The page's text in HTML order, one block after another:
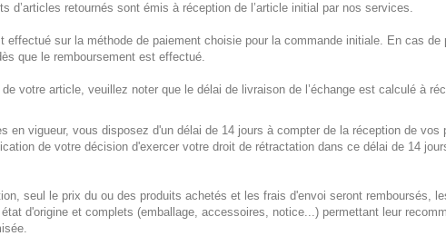
d’articles retournés sont émis à réception de l’article initial par nos services.
effectué sur la méthode de paiement choisie pour la commande initiale. En cas
que le remboursement est effectué.
votre article, veuillez noter que le délai de livraison de l’échange est calculé à
en vigueur, vous disposez d'un délai de 14 jours à compter de la réception de
de votre décision d'exercer votre droit de rétractation dans ce délai de 14
seul le prix du ou des produits achetés et les frais d'envoi seront remboursés,
d'origine et complets (emballage, accessoires, notice...) permettant leur